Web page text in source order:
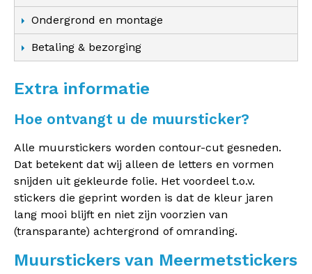
Ondergrond en montage
Betaling & bezorging
Extra informatie
Hoe ontvangt u de muursticker?
Alle muurstickers worden contour-cut gesneden.
Dat betekent dat wij alleen de letters en vormen
snijden uit gekleurde folie. Het voordeel t.o.v.
stickers die geprint worden is dat de kleur jaren
lang mooi blijft en niet zijn voorzien van
(transparante) achtergrond of omranding.
Muurstickers van Meermetstickers